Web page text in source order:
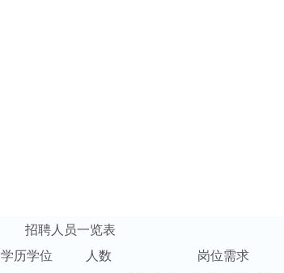
招聘人员一览表
学历学位 人数 岗位需求